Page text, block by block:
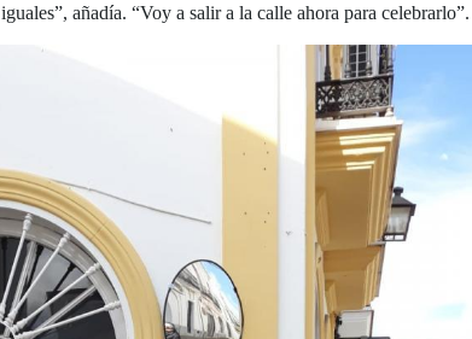
añadía. “Voy a salir a la calle ahora para celebrarlo”.